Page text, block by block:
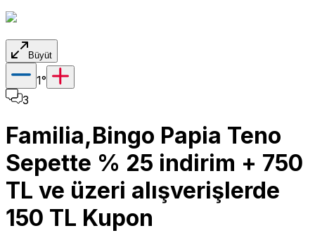
Büyüt
1°
3
Familia,Bingo Papia Teno
Sepette % 25 indirim + 750
TL ve üzeri alışverişlerde
150 TL Kupon